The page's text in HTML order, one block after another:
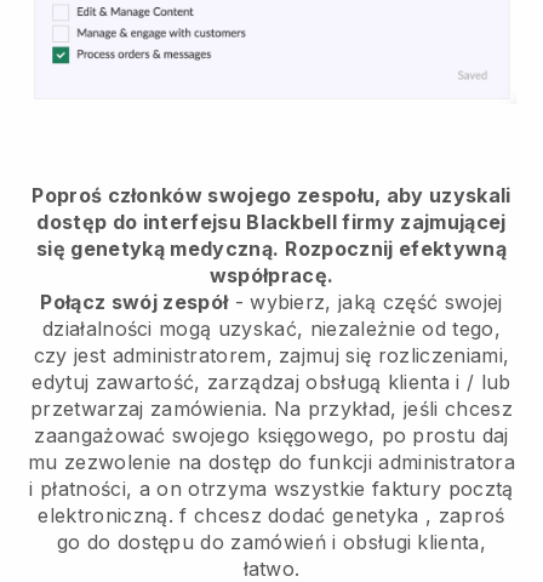
Poproś członków swojego zespołu, aby uzyskali
dostęp do interfejsu Blackbell firmy zajmującej
się genetyką medyczną. Rozpocznij efektywną
współpracę.
Połącz swój zespół- wybierz, jaką część swojej
działalności mogą uzyskać, niezależnie od tego,
czy jest administratorem, zajmuj się rozliczeniami,
edytuj zawartość, zarządzaj obsługą klienta i / lub
przetwarzaj zamówienia. Na przykład, jeśli chcesz
zaangażować swojego księgowego, po prostu daj
mu zezwolenie na dostęp do funkcji administratora
i płatności, a on otrzyma wszystkie faktury pocztą
elektroniczną.f chcesz dodać genetyka , zaproś
go do dostępu do zamówień i obsługi klienta,
łatwo.